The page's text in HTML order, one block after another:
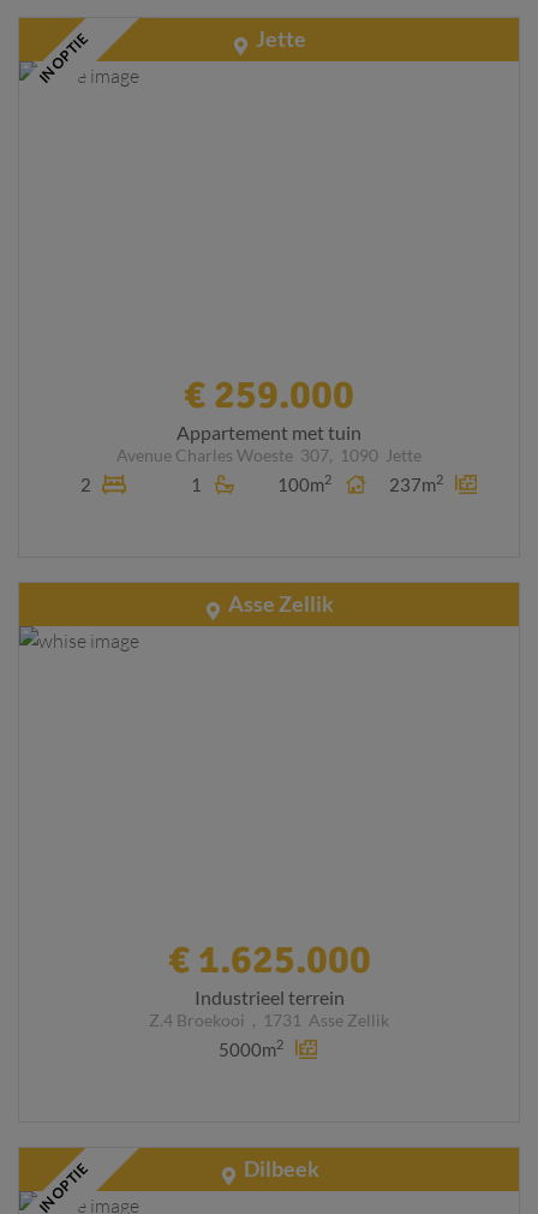
Jette
IN OPTIE
€ 259.000
Appartement met tuin
Avenue Charles Woeste 307, 1090 Jette
2 1 100m2 237m2
Asse Zellik
€ 1.625.000
Industrieel terrein
Z.4 Broekooi , 1731 Asse Zellik
5000m2
Dilbeek
IN OPTIE